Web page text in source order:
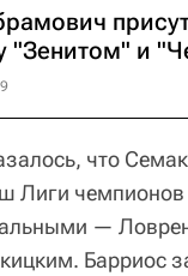
"Зенитом" и
что
Лиги
—
Барриос